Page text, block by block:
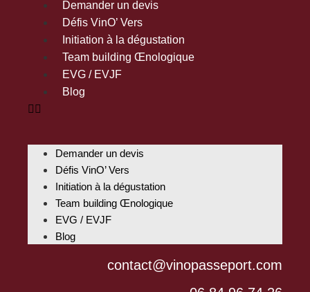
Demander un devis
Défis VinO’ Vers
Initiation à la dégustation
Team building Œnologique
EVG / EVJF
Blog
Demander un devis
Défis VinO’ Vers
Initiation à la dégustation
Team building Œnologique
EVG / EVJF
Blog
contact@vinopasseport.com